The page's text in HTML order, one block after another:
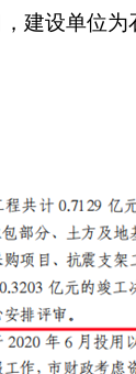
建设单位